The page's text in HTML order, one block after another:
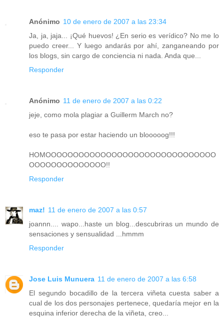
Anónimo 10 de enero de 2007 a las 23:34
Ja, ja, jaja... ¡Qué huevos! ¿En serio es verídico? No me lo
puedo creer... Y luego andarás por ahí, zanganeando por
los blogs, sin cargo de conciencia ni nada. Anda que...
Responder
Anónimo 11 de enero de 2007 a las 0:22
jeje, como mola plagiar a Guillerm March no?
eso te pasa por estar haciendo un blooooog!!!
HOMOOOOOOOOOOOOOOOOOOOOOOOOOOOOOOO
OOOOOOOOOOOOOO!!
Responder
maz! 11 de enero de 2007 a las 0:57
joannn.... wapo...haste un blog...descubriras un mundo de
sensaciones y sensualidad ...hmmm
Responder
Jose Luis Munuera 11 de enero de 2007 a las 6:58
El segundo bocadillo de la tercera viñeta cuesta saber a
cual de los dos personajes pertenece, quedaría mejor en la
esquina inferior derecha de la viñeta, creo...